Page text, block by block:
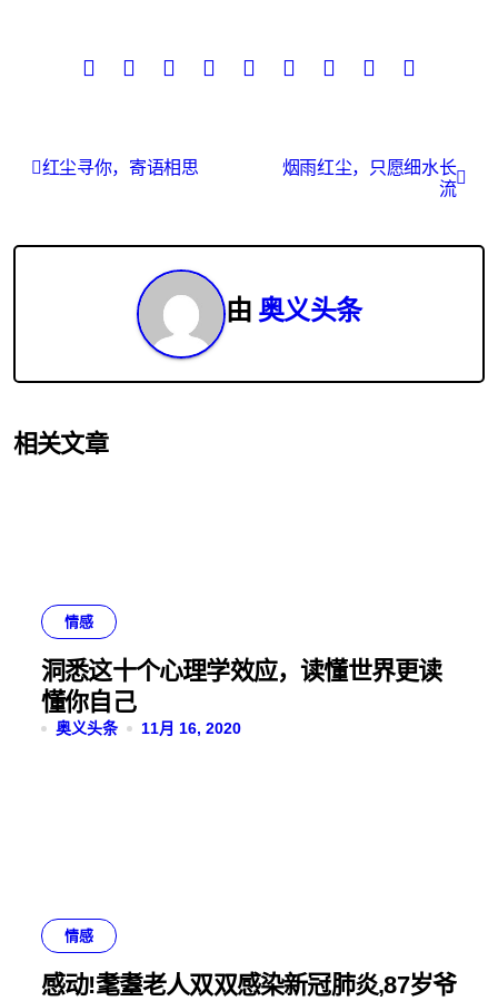
文
导
红尘寻你，寄语相思
烟雨红尘，只愿细水长
流
由 奥义头条
相关文章
情感
洞悉这十个心理学效应，读懂世界更读
懂你自己
奥义头条 11月 16, 2020
情感
感动!耄耋老人双双感染新冠肺炎,87岁爷